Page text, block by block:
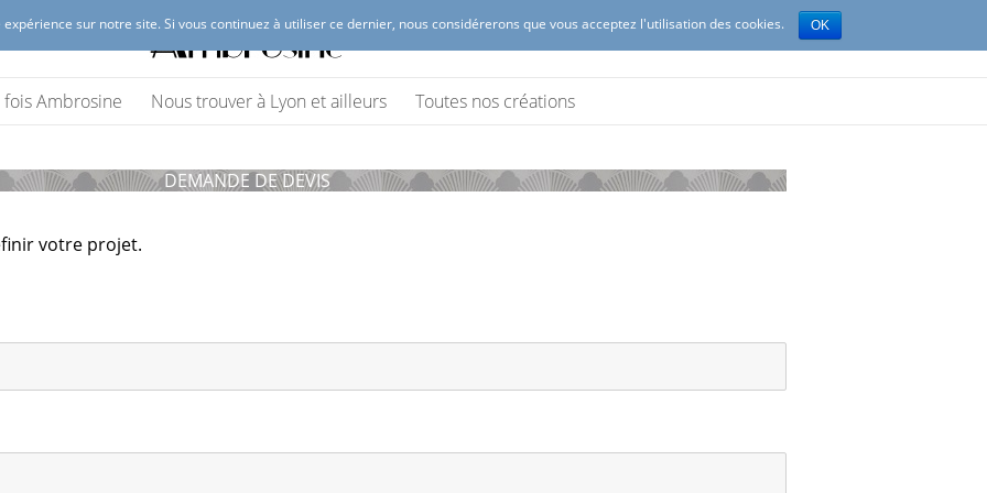
Ambrosine
Nous trouver à Lyon et ailleurs Toutes nos créations
DEMANDE DE DEVIS
votre projet.
sur notre site. Si vous continuez à utiliser ce dernier, nous considérerons que vous acceptez l'utilisation des cookies. OK